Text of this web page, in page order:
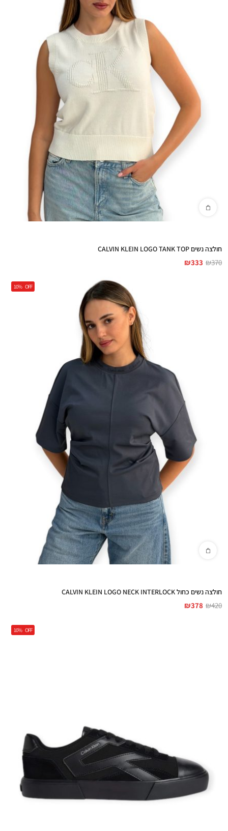
גם נעלי קלווין קליין לגברים?
האם יש חליפות קלווין קליין לנשים?
תוך כמה זמן מגיע המשלוח?
חולצה נשים CALVIN KLEIN LOGO TANK TOP
₪370
₪333
10% OFF
חולצה נשים כחול CALVIN KLEIN LOGO NECK INTERLOCK
₪420
₪378
10% OFF